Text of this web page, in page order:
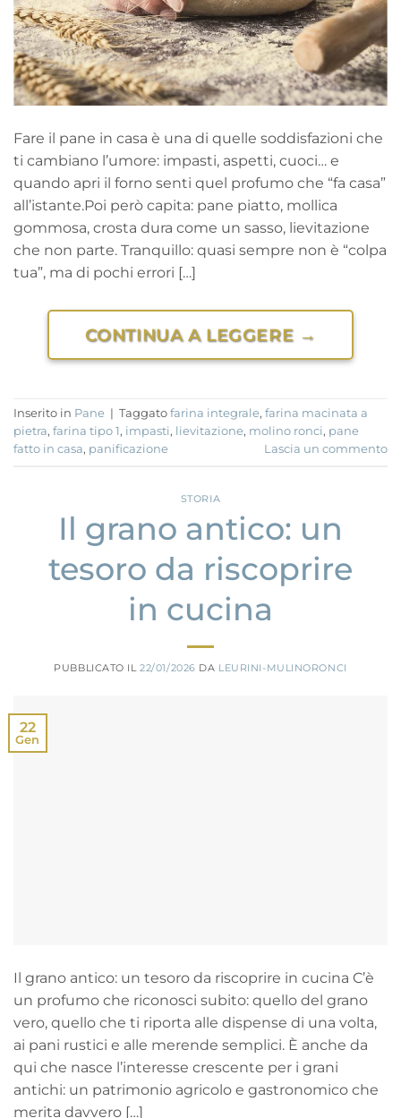
Fare il pane in casa è una di quelle soddisfazioni che
ti cambiano l’umore: impasti, aspetti, cuoci… e
quando apri il forno senti quel profumo che “fa casa”
all’istante.Poi però capita: pane piatto, mollica
gommosa, crosta dura come un sasso, lievitazione
che non parte. Tranquillo: quasi sempre non è “colpa
tua”, ma di pochi errori […]
CONTINUA A LEGGERE →
Inserito in Pane | Taggato farina integrale, farina macinata a
pietra, farina tipo 1, impasti, lievitazione, molino ronci, pane
fatto in casa, panificazione Lascia un commento
STORIA
Il grano antico: un
tesoro da riscoprire
in cucina
PUBBLICATO IL22/01/2026 DA LEURINI-MULINORONCI
22
Gen
Il grano antico: un tesoro da riscoprire in cucina C’è
un profumo che riconosci subito: quello del grano
vero, quello che ti riporta alle dispense di una volta,
ai pani rustici e alle merende semplici. È anche da
qui che nasce l’interesse crescente per i grani
antichi: un patrimonio agricolo e gastronomico che
merita davvero […]